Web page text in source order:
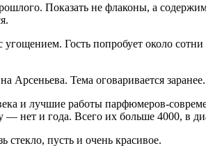
Показать не флаконы, а
угощением. Гость попробует около
Арсеньева. Тема оговаривается заранее.
и лучшие работы парфюмеров-
и года. Всего их больше 4000, в
пусть и очень красивое.